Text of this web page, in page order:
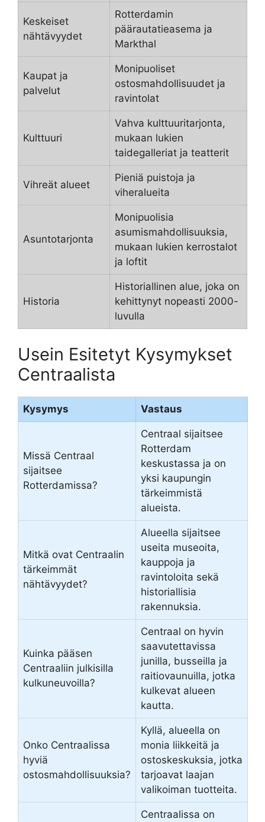
Keskeiset
nähtävyydet
Rotterdamin
päärautatieasema ja
Markthal
Kaupat ja
palvelut
Monipuoliset
ostosmahdollisuudet ja
ravintolat
Kulttuuri
Vahva kulttuuritarjonta,
mukaan lukien
taidegalleriat ja teatterit
Vihreät alueet
Pieniä puistoja ja
viheralueita
Asuntotarjonta
Monipuolisia
asumismahdollisuuksia,
mukaan lukien kerrostalot
ja loftit
Historia
Historiallinen alue, joka on
kehittynyt nopeasti 2000-
luvulla
Usein Esitetyt Kysymykset
Centraalista
Kysymys Vastaus
Missä Centraal
sijaitsee
Rotterdamissa?
Centraal sijaitsee
Rotterdam
keskustassa ja on
yksi kaupungin
tärkeimmistä
alueista.
Mitkä ovat Centraalin
tärkeimmät
nähtävyydet?
Alueella sijaitsee
useita museoita,
kauppoja ja
ravintoloita sekä
historiallisia
rakennuksia.
Kuinka pääsen
Centraaliin julkisilla
kulkuneuvoilla?
Centraal on hyvin
saavutettavissa
junilla, busseilla ja
raitiovaunuilla, jotka
kulkevat alueen
kautta.
Onko Centraalissa
hyviä
ostosmahdollisuuksia?
Kyllä, alueella on
monia liikkeitä ja
ostoskeskuksia, jotka
tarjoavat laajan
valikoiman tuotteita.
Centraalissa on